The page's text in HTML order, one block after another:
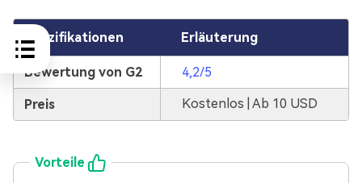
Spezifikationen Erläuterung
Bewertung von G2 4,2/5
Preis Kostenlos | Ab 10 USD
Vorteile